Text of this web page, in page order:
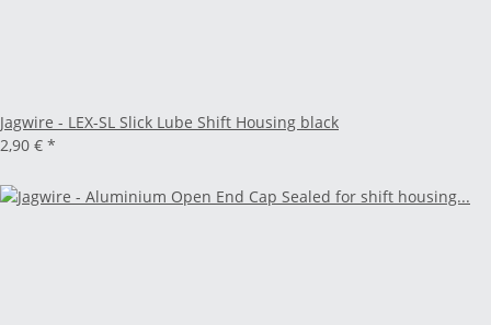
Jagwire - LEX-SL Slick Lube Shift Housing black
2,90 € *